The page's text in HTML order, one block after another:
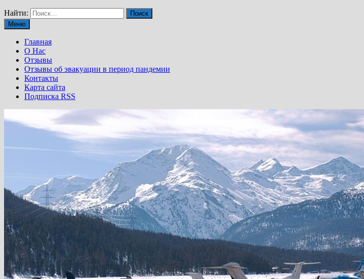
Найти:
Меню
Главная
О Нас
Отзывы
Отзывы об эвакуации в период пандемии
Контакты
Карта сайта
Подписка RSS